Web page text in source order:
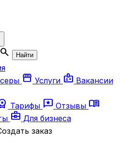
search
Найти
storefront Услуги badge Вакансии
Тарифы reviews Отзывы menu_book
business_center Для бизнеса
заказ